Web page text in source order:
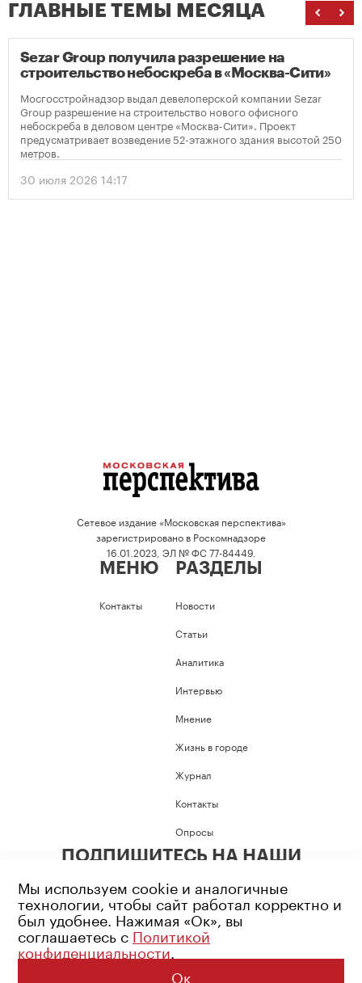
ГЛАВНЫЕ ТЕМЫ МЕСЯЦА
Sezar Group получила разрешение на
строительство небоскреба в «Москва-Сити»
Мосгосстройнадзор выдал девелоперской компании Sezar
Group разрешение на строительство нового офисного
небоскреба в деловом центре «Москва-Сити». Проект
предусматривает возведение 52-этажного здания высотой 250
метров.
30 июля 2026 14:17
Сетевое издание «Московская перспектива»
зарегистрировано в Роскомнадзоре
16.01.2023, ЭЛ № ФС 77-84449.
МЕНЮ
Контакты
РАЗДЕЛЫ
Новости
Статьи
Аналитика
Интервью
Мнение
Жизнь в городе
Журнал
Контакты
Опросы
ПОДПИШИТЕСЬ НА НАШИ
Возрастное ограничение: 16+
Политика конфиденциальности
Мы используем cookie и аналогичные
технологии, чтобы сайт работал корректно и
был удобнее. Нажимая «Ок», вы
соглашаетесь с Политикой
конфиденциальности.
Ок